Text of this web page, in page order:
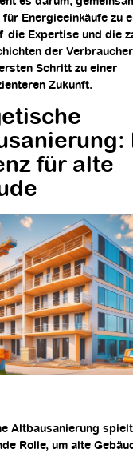
für Energieeinkäufe zu
die Expertise und die
der
Schritt zu einer
Zukunft.
für alte
Altbausanierung
Rolle, um alte